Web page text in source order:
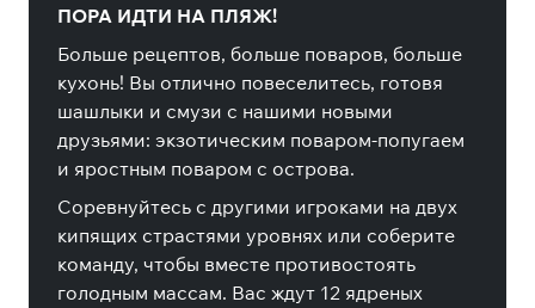
ПОРА ИДТИ НА ПЛЯЖ!
Больше рецептов, больше поваров, больше
кухонь! Вы отлично повеселитесь, готовя
шашлыки и смузи с нашими новыми
друзьями: экзотическим поваром-попугаем
и яростным поваром с острова.
Соревнуйтесь с другими игроками на двух
кипящих страстями уровнях или соберите
команду, чтобы вместе противостоять
голодным массам. Вас ждут 12 ядреных